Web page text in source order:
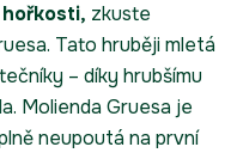
zkuste
Tato hruběji mletá
– díky hrubšímu
Molienda Gruesa je
neupoutá na první